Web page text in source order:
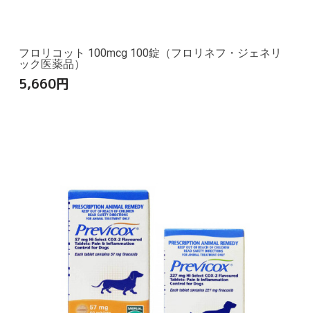
フロリコット 100mcg 100錠（フロリネフ・ジェネリ
ック医薬品）
5,660円